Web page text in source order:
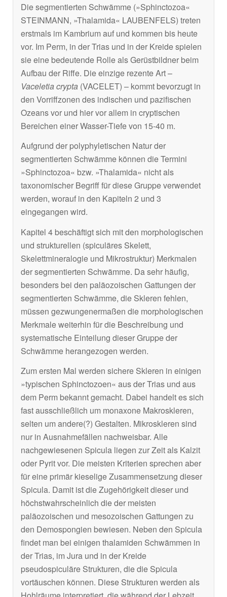
Die segmentierten Schwämme (»Sphinctozoa«
STEINMANN, »Thalamida« LAUBENFELS) treten
erstmals im Kambrium auf und kommen bis heute
vor. Im Perm, in der Trias und in der Kreide spielen
sie eine bedeutende Rolle als Gerüstbildner beim
Aufbau der Riffe. Die einzige rezente Art –
Vaceletia crypta (VACELET) – kommt bevorzugt in
den Vorriffzonen des indischen und pazifischen
Ozeans vor und hier vor allem in cryptischen
Bereichen einer Wasser-Tiefe von 15-40 m.
Aufgrund der polyphyletischen Natur der
segmentierten Schwämme können die Termini
»Sphinctozoa« bzw. »Thalamida« nicht als
taxonomischer Begriff für diese Gruppe verwendet
werden, worauf in den Kapiteln 2 und 3
eingegangen wird.
Kapitel 4 beschäftigt sich mit den morphologischen
und strukturellen (spiculäres Skelett,
Skelettmineralogie und Mikrostruktur) Merkmalen
der segmentierten Schwämme. Da sehr häufig,
besonders bei den paläozoischen Gattungen der
segmentierten Schwämme, die Skleren fehlen,
müssen gezwungenermaßen die morphologischen
Merkmale weiterhin für die Beschreibung und
systematische Einteilung dieser Gruppe der
Schwämme herangezogen werden.
Zum ersten Mal werden sichere Skleren in einigen
»typischen Sphinctozoen« aus der Trias und aus
dem Perm bekannt gemacht. Dabei handelt es sich
fast ausschließlich um monaxone Makroskleren,
selten um andere(?) Gestalten. Mikroskleren sind
nur in Ausnahmefällen nachweisbar. Alle
nachgewiesenen Spicula liegen zur Zeit als Kalzit
oder Pyrit vor. Die meisten Kriterien sprechen aber
für eine primär kieselige Zusammensetzung dieser
Spicula. Damit ist die Zugehörigkeit dieser und
höchstwahrscheinlich die der meisten
paläozoischen und mesozoischen Gattungen zu
den Demospongien bewiesen. Neben den Spicula
findet man bei einigen thalamiden Schwämmen in
der Trias, im Jura und in der Kreide
pseudospiculäre Strukturen, die die Spicula
vortäuschen können. Diese Strukturen werden als